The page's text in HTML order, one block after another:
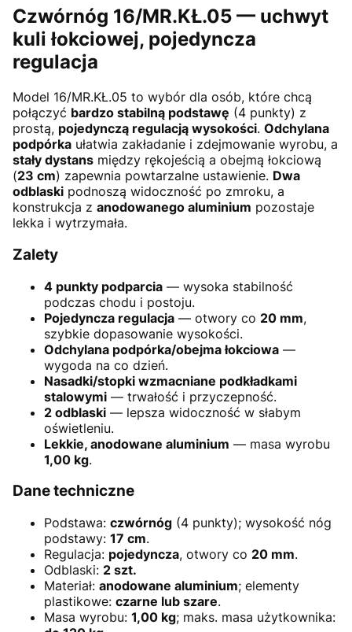
Czwórnóg 16/MR.KŁ.05 — uchwyt
kuli łokciowej, pojedyncza
regulacja
Model 16/MR.KŁ.05 to wybór dla osób, które chcą
połączyć bardzo stabilną podstawę (4 punkty) z
prostą, pojedynczą regulacją wysokości. Odchylana
podpórka ułatwia zakładanie i zdejmowanie wyrobu, a
stały dystans między rękojeścią a obejmą łokciową
(23 cm) zapewnia powtarzalne ustawienie. Dwa
odblaski podnoszą widoczność po zmroku, a
konstrukcja z anodowanego aluminium pozostaje
lekka i wytrzymała.
Zalety
4 punkty podparcia — wysoka stabilność
podczas chodu i postoju.
Pojedyncza regulacja — otwory co 20 mm,
szybkie dopasowanie wysokości.
Odchylana podpórka/obejma łokciowa —
wygoda na co dzień.
Nasadki/stopki wzmacniane podkładkami
stalowymi — trwałość i przyczepność.
2 odblaski — lepsza widoczność w słabym
oświetleniu.
Lekkie, anodowane aluminium — masa wyrobu
1,00 kg.
Dane techniczne
Podstawa: czwórnóg (4 punkty); wysokość nóg
podstawy: 17 cm.
Regulacja: pojedyncza, otwory co 20 mm.
Odblaski: 2 szt.
Materiał: anodowane aluminium; elementy
plastikowe: czarne lub szare.
Masa wyrobu: 1,00 kg; maks. masa użytkownika: